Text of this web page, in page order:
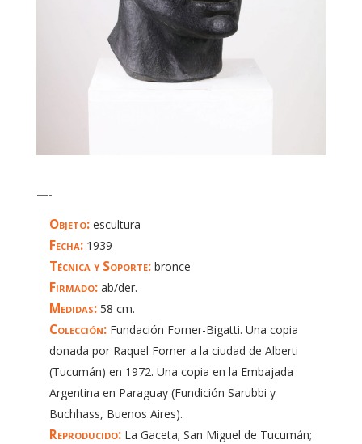
—-
Objeto:escultura
Fecha:1939
Técnica y Soporte:bronce
Firmado:ab/der.
Medidas:58 cm.
Colección:Fundación Forner-Bigatti. Una copia
donada por Raquel Forner a la ciudad de Alberti
(Tucumán) en 1972. Una copia en la Embajada
Argentina en Paraguay (Fundición Sarubbi y
Buchhass, Buenos Aires).
Reproducido:La Gaceta; San Miguel de Tucumán;